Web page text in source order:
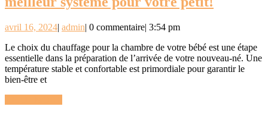
:
avril 16, 2024avril
2024
| adminadmin
| 0 commentaire| 3:54 pm
Le choix du chauffage pour la chambre de votre bébé est une étape
essentielle dans la préparation de l’arrivée de votre nouveau-né. Une
température stable et confortable est primordiale pour garantir le
bien-être et